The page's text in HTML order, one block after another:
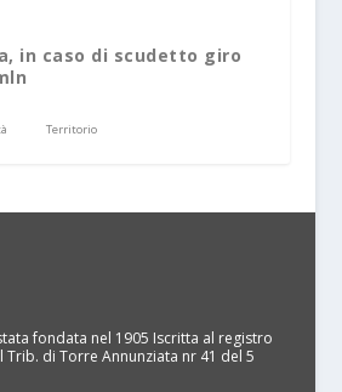
in caso di scudetto giro
Territorio
fondata nel 1905 Iscritta al registro
Trib. di Torre Annunziata nr 41 del 5